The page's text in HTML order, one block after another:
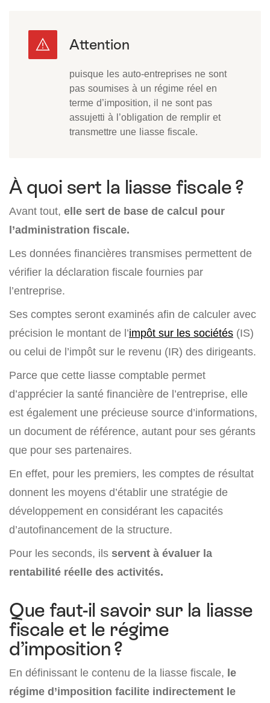
puisque les auto-entreprises ne sont
pas soumises à un régime réel en
terme d’imposition, il ne sont pas
assujetti à l’obligation de remplir et
transmettre une liasse fiscale.
À quoi sert la liasse fiscale ?
Avant tout, elle sert de base de calcul pour
l’administration fiscale.
Les données financières transmises permettent de
vérifier la déclaration fiscale fournies par
l’entreprise.
Ses comptes seront examinés afin de calculer avec
précision le montant de l’impôt sur les sociétés (IS)
ou celui de l’impôt sur le revenu (IR) des dirigeants.
Parce que cette liasse comptable permet
d’apprécier la santé financière de l’entreprise, elle
est également une précieuse source d’informations,
un document de référence, autant pour ses gérants
que pour ses partenaires.
En effet, pour les premiers, les comptes de résultat
donnent les moyens d’établir une stratégie de
développement en considérant les capacités
d’autofinancement de la structure.
Pour les seconds, ils servent à évaluer la
rentabilité réelle des activités.
Que faut-il savoir sur la liasse
fiscale et le régime
d’imposition ?
En définissant le contenu de la liasse fiscale, le
régime d’imposition facilite indirectement le